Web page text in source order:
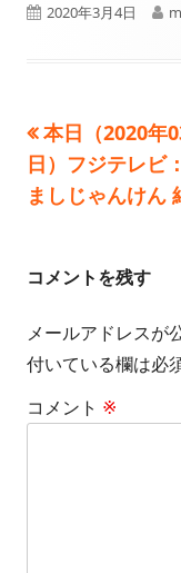
公
2020年3月4日
作
投
稿
ビ
ゲ
ー
シ
前
の
記
本日（2020年
日）フジテレビ
ましじゃんけん
コメントを残す
メールアドレスが
付いている欄は必
コメント ※